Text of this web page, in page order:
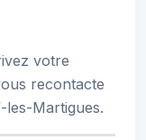
votre
recontacte
les-Martigues.